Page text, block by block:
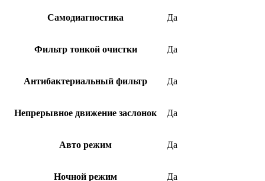
Самодиагностика Да
Фильтр тонкой очистки Да
Антибактериальный фильтр Да
Непрерывное движение заслонок Да
Авто режим Да
Ночной режим Да